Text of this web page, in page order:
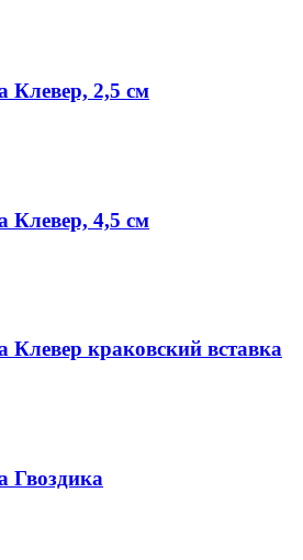
Клевер, 2,5 см
Клевер, 4,5 см
Клевер краковский вставка
Гвоздика